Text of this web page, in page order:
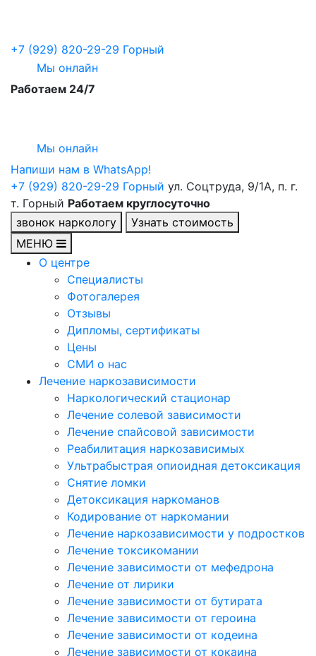
+7 (929) 820-29-29 Горный
Мы онлайн
Работаем 24/7
Мы онлайн
Напиши нам в WhatsApp!
+7 (929) 820-29-29 Горный ул. Соцтруда, 9/1А, п. г.
т. Горный Работаем круглосуточно
звонок наркологу
Узнать стоимость
МЕНЮ
О центре
Специалисты
Фотогалерея
Отзывы
Дипломы, сертификаты
Цены
СМИ о нас
Лечение наркозависимости
Наркологический стационар
Лечение солевой зависимости
Лечение спайсовой зависимости
Реабилитация наркозависимых
Ультрабыстрая опиоидная детоксикация
Снятие ломки
Детоксикация наркоманов
Кодирование от наркомании
Лечение наркозависимости у подростков
Лечение токсикомании
Лечение зависимости от мефедрона
Лечение от лирики
Лечение зависимости от бутирата
Лечение зависимости от героина
Лечение зависимости от кодеина
Лечение зависимости от кокаина